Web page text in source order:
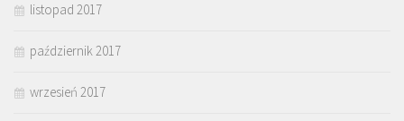
listopad 2017
październik 2017
wrzesień 2017